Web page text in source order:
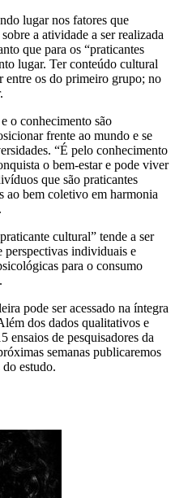
lugar nos fatores que
a atividade a ser realizada
que para os “praticantes
lugar. Ter conteúdo cultural
entre os do primeiro grupo; no
o conhecimento são
frente ao mundo e se
“É pelo conhecimento
o bem-estar e pode viver
que são praticantes
ao bem coletivo em harmonia
cultural” tende a ser
individuais e
para o consumo
pode ser acessado na íntegra
dos dados qualitativos e
ensaios de pesquisadores da
semanas publicaremos
do estudo.